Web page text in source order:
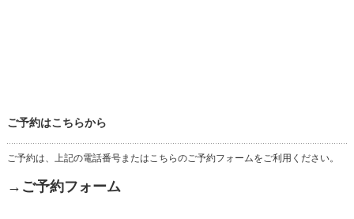
ご予約はこちらから
ご予約は、上記の電話番号またはこちらのご予約フォームをご利用ください。
→ご予約フォーム